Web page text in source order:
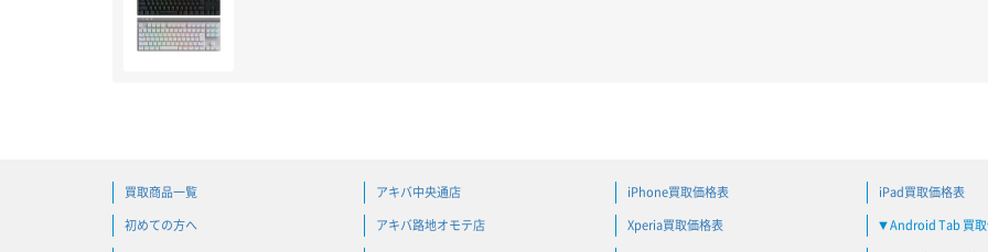
買取商品一覧
初めての方へ
アキバ中央通店
アキバ路地オモテ店
iPhone買取価格表
Xperia買取価格表
iPad買取価格表
▼ Android Tab 買取